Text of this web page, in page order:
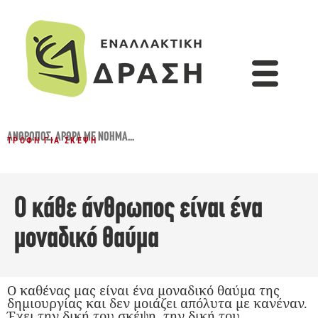
ΆΝΘΡΩΠΟΣ,ΆΡΘΡΑ ΜΕ ΝΌΗΜΑ...
ΤΡΟΦΉ ΓΙΑ ΣΚΈΨΗ
O κάθε άνθρωπος είναι ένα
μοναδικό θαύμα
Ο καθένας μας είναι ένα μοναδικό θαύμα της
δημιουργίας και δεν μοιάζει απόλυτα με κανέναν.